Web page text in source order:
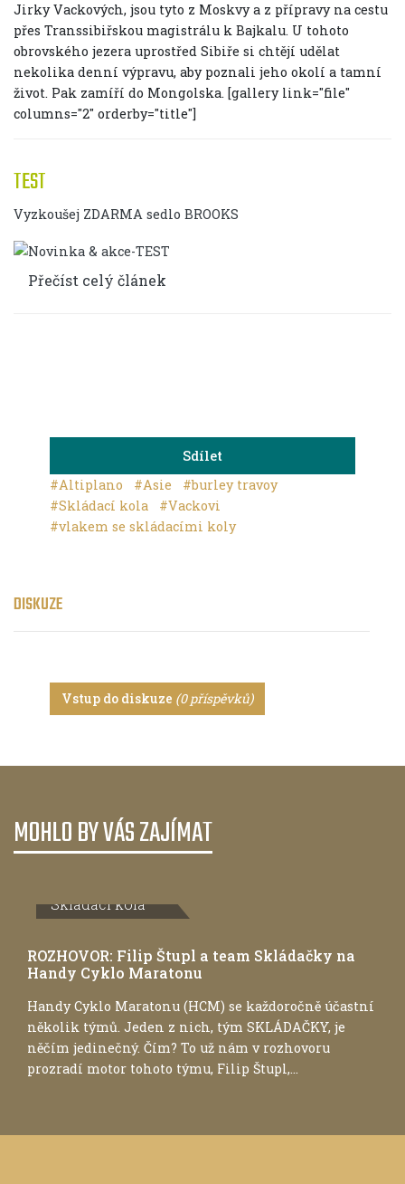
TEST
Vyzkoušej ZDARMA sedlo BROOKS
Přečíst celý článek
Jirky Vackových, jsou tyto z Moskvy a z přípravy na cestu
přes Transsibiřskou magistrálu k Bajkalu. U tohoto
obrovského jezera uprostřed Sibiře si chtějí udělat
nekolika denní výpravu, aby poznali jeho okolí a tamní
život. Pak zamíří do Mongolska. [gallery link="file"
columns="2" orderby="title"]
Sdílet
#Altiplano
#Asie
#burley travoy
#Skládací kola
#Vackovi
#vlakem se skládacími koly
DISKUZE
Vstup do diskuze (0 příspěvků)
MOHLO BY VÁS ZAJÍMAT
Skládací kola
ROZHOVOR: Filip Štupl a team Skládačky na
Handy Cyklo Maratonu
Handy Cyklo Maratonu (HCM) se každoročně účastní
několik týmů. Jeden z nich, tým SKLÁDAČKY, je
něčím jedinečný. Čím? To už nám v rozhovoru
prozradí motor tohoto týmu, Filip Štupl,...